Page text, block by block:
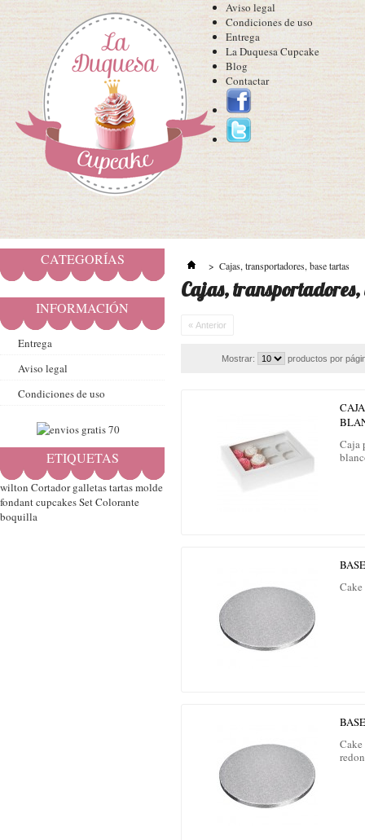
Aviso legal
Condiciones de uso
Entrega
La Duquesa Cupcake
Blog
Contactar
CATEGORÍAS
INFORMACIÓN
Entrega
Aviso legal
Condiciones de uso
ETIQUETAS
wilton Cortador galletastartasmolde
fondantcupcakesSetColorante
boquilla
> Cajas, transportadores, base tartas
Cajas, transportadores,
« Anterior
Mostrar: productos por
Caja
Cake
Cake